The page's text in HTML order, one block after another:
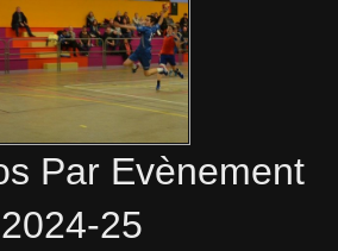
Par Evènement
2024-25